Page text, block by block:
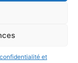
et